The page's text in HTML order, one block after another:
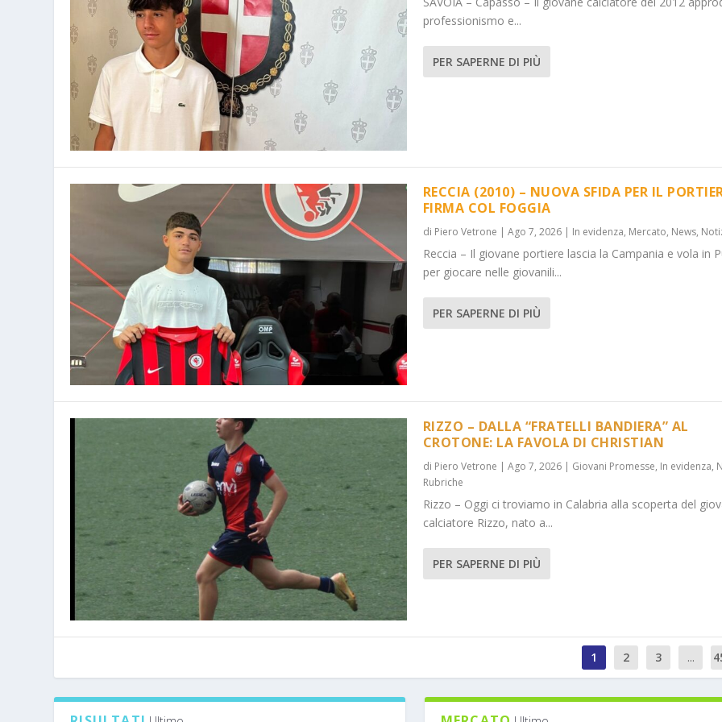
professionismo e...
PER SAPERNE DI PIÙ
RECCIA (2010) – NUOVA SFIDA PER IL
FIRMA COL FOGGIA
di Piero Vetrone | Ago 7, 2026| In evidenza, Mercato, News,
Reccia – Il giovane portiere lascia la Campania e vola in
per giocare nelle giovanili...
PER SAPERNE DI PIÙ
RIZZO – DALLA “FRATELLI BANDIERA” AL
CROTONE: LA FAVOLA DI CHRISTIAN
di Piero Vetrone | Ago 7, 2026| Giovani Promesse, In evidenza,
Rubriche
Rizzo – Oggi ci troviamo in Calabria alla scoperta del
calciatore Rizzo, nato a...
PER SAPERNE DI PIÙ
1 2 3 ...